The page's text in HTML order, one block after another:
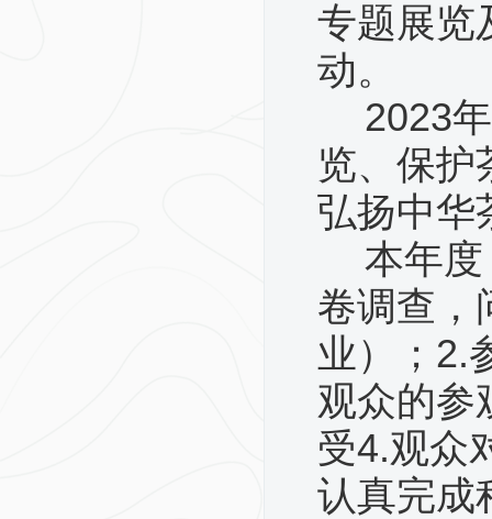
专题展览
动。
2023
览、保护
弘扬中华
本年
卷调查，
业）；2.
观众的参
受4.观众
认真完成